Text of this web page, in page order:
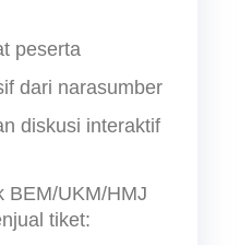
peserta
dari narasumber
diskusi interaktif
BEM/UKM/HMJ
tiket: